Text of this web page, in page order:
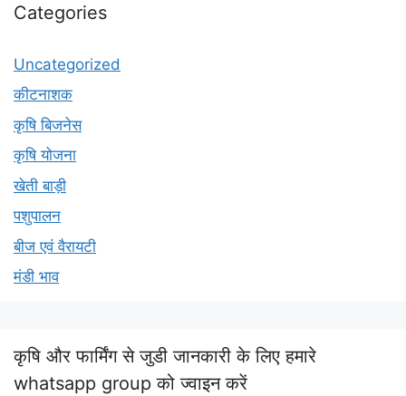
Categories
Uncategorized
कीटनाशक
कृषि बिजनेस
कृषि योजना
खेती बाड़ी
पशुपालन
बीज एवं वैरायटी
मंडी भाव
कृषि और फार्मिंग से जुडी जानकारी के लिए हमारे
whatsapp group को ज्वाइन करें